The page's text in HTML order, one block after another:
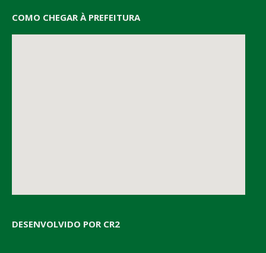
COMO CHEGAR À PREFEITURA
DESENVOLVIDO POR CR2